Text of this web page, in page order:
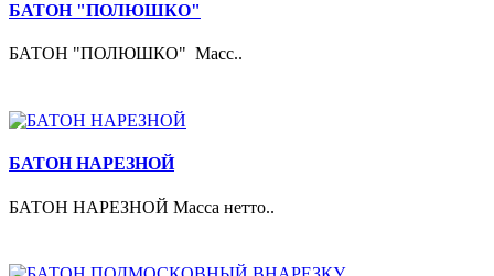
БАТОН "ПОЛЮШКО"
БАТОН "ПОЛЮШКО" Масс..
БАТОН НАРЕЗНОЙ
БАТОН НАРЕЗНОЙ Масса нетто..